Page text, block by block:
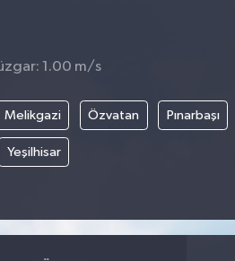
1.00 m/s
Melikgazi Özvatan Pınarbaşı
Yeşilhisar